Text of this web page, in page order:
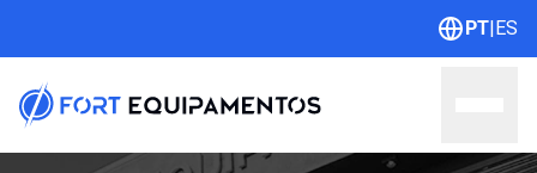
PT|ES